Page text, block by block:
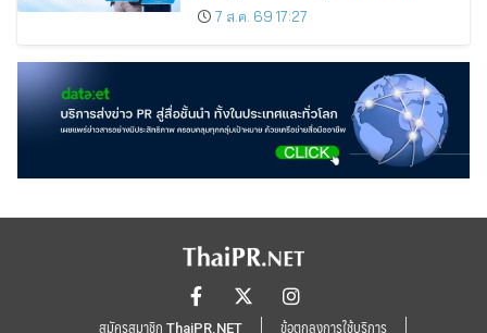
7 ส.ค. 69 17:27
สมัครสมาชิก ThaiPR.NET ข้อตกลงการใช้บริการ